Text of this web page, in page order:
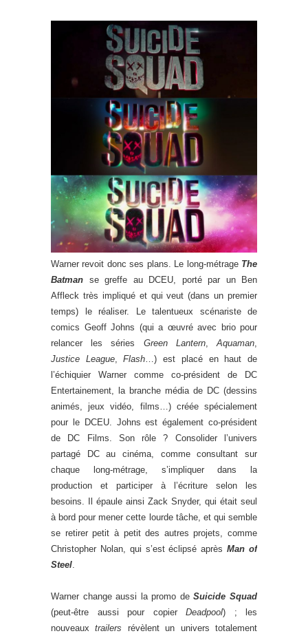
Warner revoit donc ses plans. Le long-métrage The
Batman se greffe au DCEU, porté par un Ben
Affleck très impliqué et qui veut (dans un premier
temps) le réaliser. Le talentueux scénariste de
comics Geoff Johns (qui a œuvré avec brio pour
relancer les séries Green Lantern,Aquaman,
Justice League,Flash…) est placé en haut de
l’échiquier Warner comme co-président de DC
Entertainement, la branche média de DC (dessins
animés, jeux vidéo, films…) créée spécialement
pour le DCEU. Johns est également co-président
de DC Films. Son rôle ? Consolider l’univers
partagé DC au cinéma, comme consultant sur
chaque long-métrage, s’impliquer dans la
production et participer à l’écriture selon les
besoins. Il épaule ainsi Zack Snyder, qui était seul
à bord pour mener cette lourde tâche, et qui semble
se retirer petit à petit des autres projets, comme
Christopher Nolan, qui s’est éclipsé aprèsMan of
Steel.
Warner change aussi la promo deSuicide Squad
(peut-être aussi pour copier Deadpool) ; les
nouveauxtrailers révèlent un univers totalement